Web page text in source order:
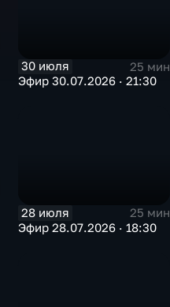
30 июля
25 мин
Эфир 30.07.2026 · 21:30
28 июля
25 мин
Эфир 28.07.2026 · 18:30